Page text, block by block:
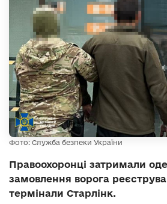
Фото: Служба безпеки України
Правоохоронці затримали
замовлення ворога
термінали Старлінк.